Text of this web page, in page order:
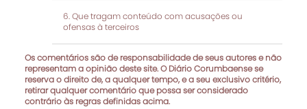
Que tragam conteúdo com acusações ou
ofensas à terceiros
Os comentários são de responsabilidade de seus autores e não
representam a opinião deste site. O Diário Corumbaense se
reserva o direito de, a qualquer tempo, e a seu exclusivo critério,
retirar qualquer comentário que possa ser considerado
contrário às regras definidas acima.